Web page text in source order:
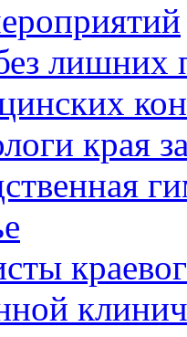
лишних
края